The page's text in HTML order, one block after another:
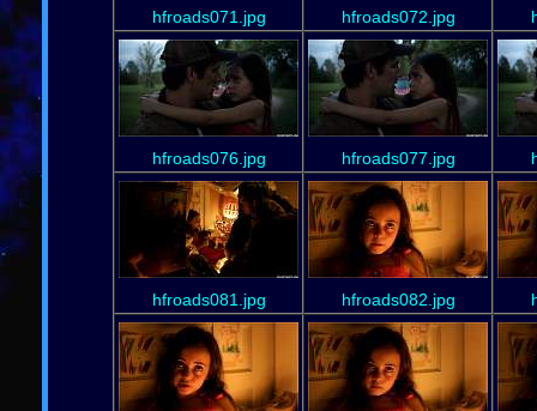
hfroads071.jpg hfroads072.jpg
hfroads076.jpg hfroads077.jpg
hfroads081.jpg hfroads082.jpg